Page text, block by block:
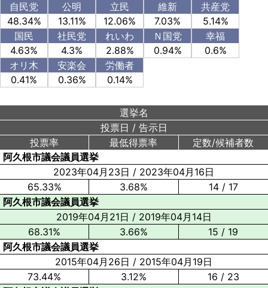
自民党
48.34%
公明
13.11%
立民
12.06%
維新
7.03%
共産党
5.14%
国民
4.63%
社民党
4.3%
れいわ
2.88%
Ｎ国党
0.94%
幸福
0.6%
オリ木
0.41%
安楽会
0.36%
労働者
0.14%
選挙名
投票日 / 告示日
投票率
最低得票率
定数/候補者数
阿久根市議会議員選挙
2023年04月23日 / 2023年04月16日
65.33%
3.68%
14 / 17
阿久根市議会議員選挙
2019年04月21日 / 2019年04月14日
68.31%
3.66%
15 / 19
阿久根市議会議員選挙
2015年04月26日 / 2015年04月19日
73.44%
3.12%
16 / 23